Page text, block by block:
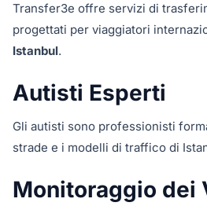
Transfer3e offre servizi di
progettati per viaggiatori
Istanbul.
Autisti Esperti
Gli autisti sono professionisti
strade e i modelli di traffico di
Monitoraggio dei